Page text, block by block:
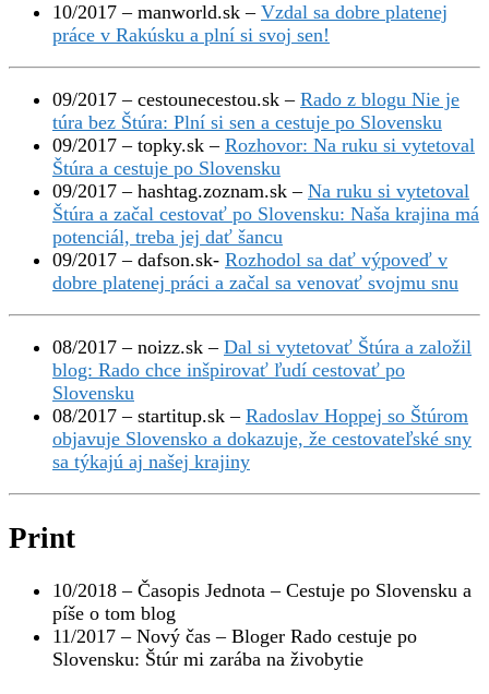
10/2017 – manworld.sk – Vzdal sa dobre platenej
práce v Rakúsku a plní si svoj sen!
09/2017 – cestounecestou.sk – Rado z blogu Nie je
túra bez Štúra: Plní si sen a cestuje po Slovensku
09/2017 – topky.sk – Rozhovor: Na ruku si vytetoval
Štúra a cestuje po Slovensku
09/2017 – hashtag.zoznam.sk – Na ruku si vytetoval
Štúra a začal cestovať po Slovensku: Naša krajina má
potenciál, treba jej dať šancu
09/2017 – dafson.sk- Rozhodol sa dať výpoveď v
dobre platenej práci a začal sa venovať svojmu snu
08/2017 – noizz.sk – Dal si vytetovať Štúra a založil
blog: Rado chce inšpirovať ľudí cestovať po
Slovensku
08/2017 – startitup.sk – Radoslav Hoppej so Štúrom
objavuje Slovensko a dokazuje, že cestovateľské sny
sa týkajú aj našej krajiny
Print
10/2018 – Časopis Jednota – Cestuje po Slovensku a
píše o tom blog
11/2017 – Nový čas – Bloger Rado cestuje po
Slovensku: Štúr mi zarába na živobytie